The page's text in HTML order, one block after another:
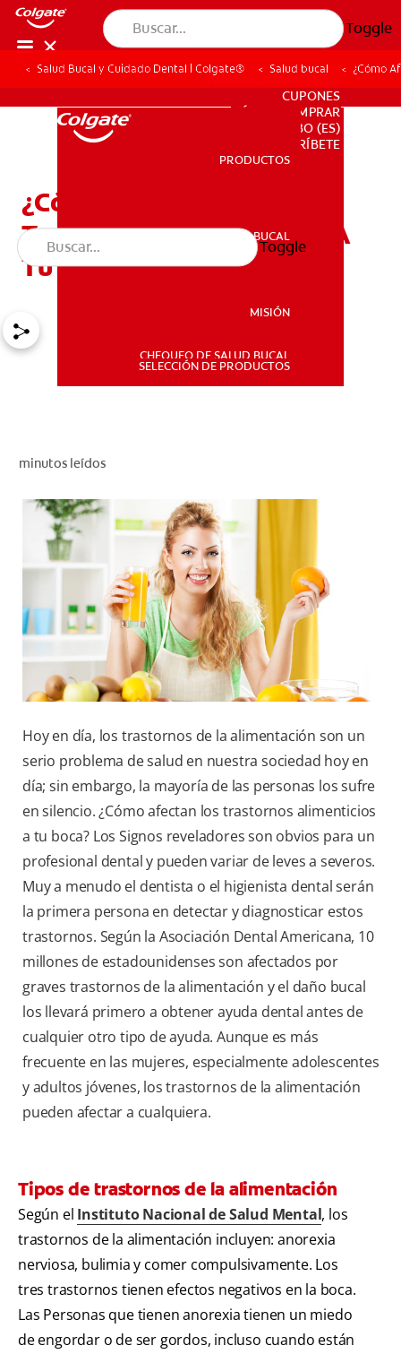
Toggle
PRODUCTOS
SALUD BUCAL
CUPONES
DÓNDE COMPRAR
SUSCRÍBETE
PARA PROFESIONALES
CUPONES
DÓNDE COMPRAR
BO (ES)
SUSCRÍBETE
PRODUCTOS
SALUD BUCAL
MISIÓN
CHEQUEO DE SALUD BUCAL
SELECCIÓN DE PRODUCTOS
Toggle
Salud Bucal y Cuidado Dental | Colgate® Salud bucal ¿Cómo
¿Cómo Afectan Los
Trastornos Alimenticios A
Tu Boca?
minutos leídos
Hoy en día, los trastornos de la alimentación son un
serio problema de salud en nuestra sociedad hoy en
día; sin embargo, la mayoría de las personas los sufre
en silencio. ¿Cómo afectan los trastornos alimenticios
a tu boca? Los Signos reveladores son obvios para un
profesional dental y pueden variar de leves a severos.
Muy a menudo el dentista o el higienista dental serán
la primera persona en detectar y diagnosticar estos
trastornos. Según la Asociación Dental Americana, 10
millones de estadounidenses son afectados por
graves trastornos de la alimentación y el daño bucal
los llevará primero a obtener ayuda dental antes de
cualquier otro tipo de ayuda. Aunque es más
frecuente en las mujeres, especialmente adolescentes
y adultos jóvenes, los trastornos de la alimentación
pueden afectar a cualquiera.
Tipos de trastornos de la alimentación
Según el Instituto Nacional de Salud Mental, los
trastornos de la alimentación incluyen: anorexia
nerviosa, bulimia y comer compulsivamente. Los
tres trastornos tienen efectos negativos en la boca.
Las Personas que tienen anorexia tienen un miedo
de engordar o de ser gordos, incluso cuando están